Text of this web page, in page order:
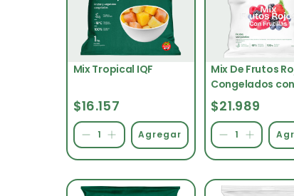
Mix Tropical IQF
$16.157
Agregar
Mix De Frutos
Congelados con
Frutillas IQF
$21.989